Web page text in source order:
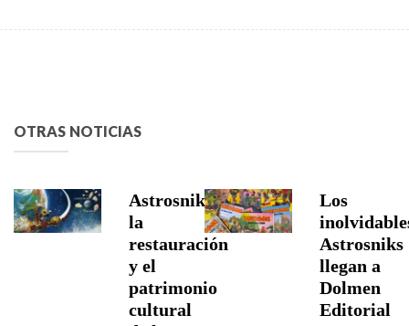
OTRAS NOTICIAS
Astrosniks,
la
restauración
y el
patrimonio
cultural
Los
Astrosniks
llegan a
Dolmen
Editorial